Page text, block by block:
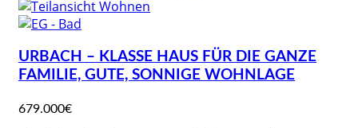
URBACH – KLASSE HAUS FÜR DIE GANZE
FAMILIE, GUTE, SONNIGE WOHNLAGE
679.000€